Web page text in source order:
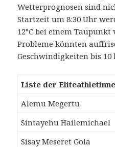
Wetterprognosen sind
Startzeit um 8:30 Uhr
12°C bei einem Taupunkt
Probleme könnten
Geschwindigkeiten bis 10
Liste der
Alemu Megertu
Sintayehu Hailemichael
Sisay Meseret Gola